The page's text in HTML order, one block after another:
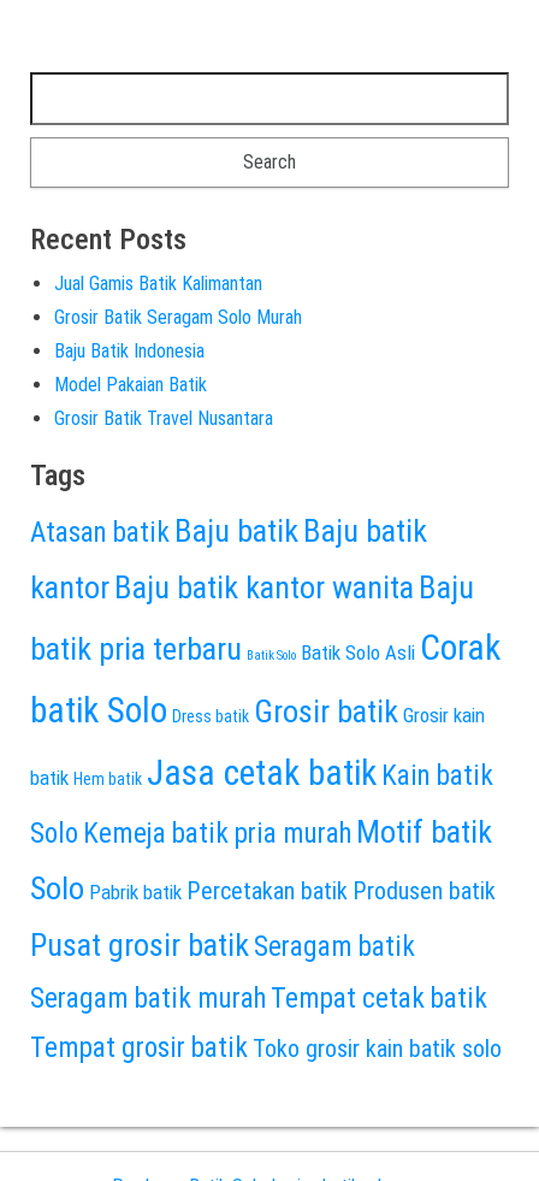
Recent Posts
Jual Gamis Batik Kalimantan
Grosir Batik Seragam Solo Murah
Baju Batik Indonesia
Model Pakaian Batik
Grosir Batik Travel Nusantara
Tags
Atasan batik Baju batik Baju batik
kantor Baju batik kantor wanita Baju
batik pria terbaru Batik Solo Batik Solo Asli Corak
batik Solo Dress batik Grosir batik Grosir kain
batik Hem batik Jasa cetak batik Kain batik
Solo Kemeja batik pria murah Motif batik
Solo Pabrik batik Percetakan batik Produsen batik
Pusat grosir batikSeragam batik
Seragam batik murah Tempat cetak batik
Tempat grosir batik Toko grosir kain batik solo